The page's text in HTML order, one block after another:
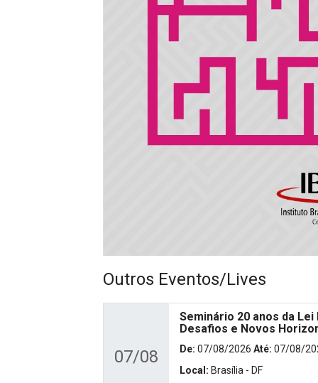
Outros Eventos/Lives
07/08
Seminário 20 anos da
Desafios e Novos
De: 07/08/2026 Até: 07/08/
Local: Brasília - DF